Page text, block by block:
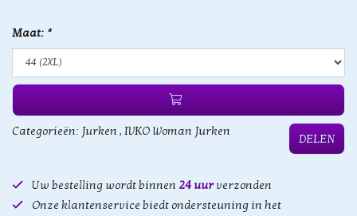
Maat: *
Categorieën: Jurken , IVKO Woman Jurken
DELEN
Uw bestelling wordt binnen 24 uurverzonden
Onze klantenservice biedt ondersteuning in het